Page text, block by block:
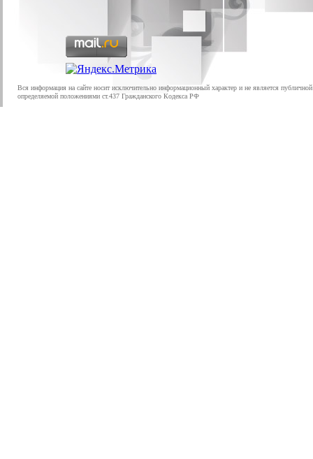
Вся информация на сайте носит исключительно информационный характер и не является
определяемой положениями ст.437 Гражданского Кодекса РФ